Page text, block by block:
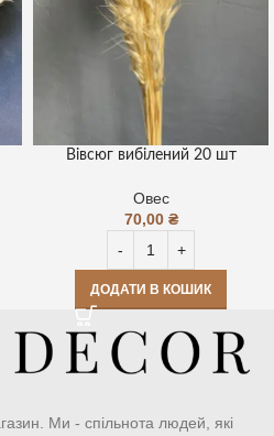
Вівсюг вибілений 20 шт
Овес
70,00 ₴
ДОДАТИ В КОШИК
Ми - спільнота людей, які